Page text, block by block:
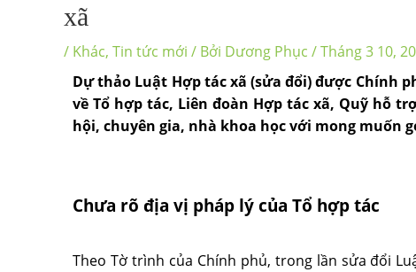
xã
/ Khác, Tin tức mới / Bởi Dương Phục /Tháng 3 10,
Dự thảo Luật Hợp tác xã (sửa đổi) được Chính
về Tổ hợp tác, Liên đoàn Hợp tác xã, Quỹ hỗ
hội, chuyên gia, nhà khoa học với mong muốn
Chưa rõ địa vị pháp lý của Tổ hợp tác
Theo Tờ trình của Chính phủ, trong lần sửa đổi